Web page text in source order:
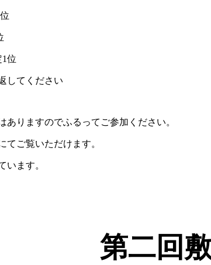
位
1位
してください
りますのでふるってご参加ください。
てご覧いただけます。
います。
第二回